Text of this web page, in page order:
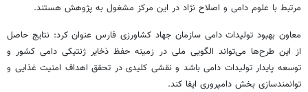
مرتبط با علوم دامی و اصلاح نژاد در این مرکز مشغول به پژوهش هستند.
معاون بهبود تولیدات دامی سازمان جهاد کشاورزی فارس عنوان کرد: نتایج حاصل
از این طرح‌ها می‌تواند الگویی ملی در زمینه حفظ ذخایر ژنتیکی دامی کشور و
توسعه پایدار تولیدات دامی باشد و نقشی کلیدی در تحقق اهداف امنیت غذایی و
توانمندسازی بخش دامپروری ایفا کند.